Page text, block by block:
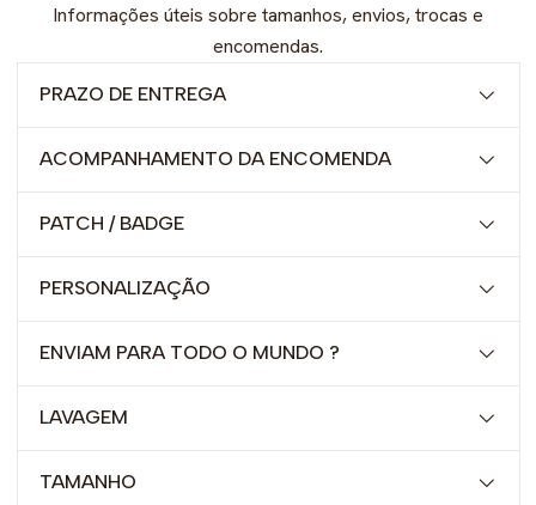
Informações úteis sobre tamanhos, envios, trocas e
encomendas.
PRAZO DE ENTREGA
ACOMPANHAMENTO DA ENCOMENDA
PATCH / BADGE
PERSONALIZAÇÃO
ENVIAM PARA TODO O MUNDO ?
LAVAGEM
TAMANHO